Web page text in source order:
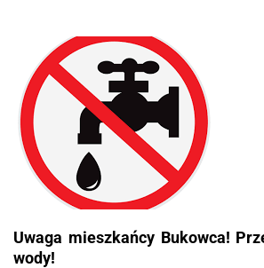
Uwaga mieszkańcy Bukowca!
wody!